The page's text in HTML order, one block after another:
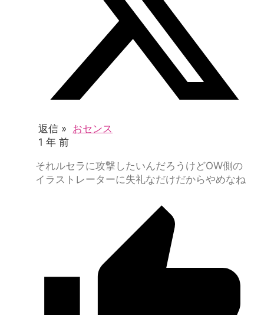
返信 » おセンス
1 年 前
それルセラに攻撃したいんだろうけどOW側の
イラストレーターに失礼なだけだからやめなね